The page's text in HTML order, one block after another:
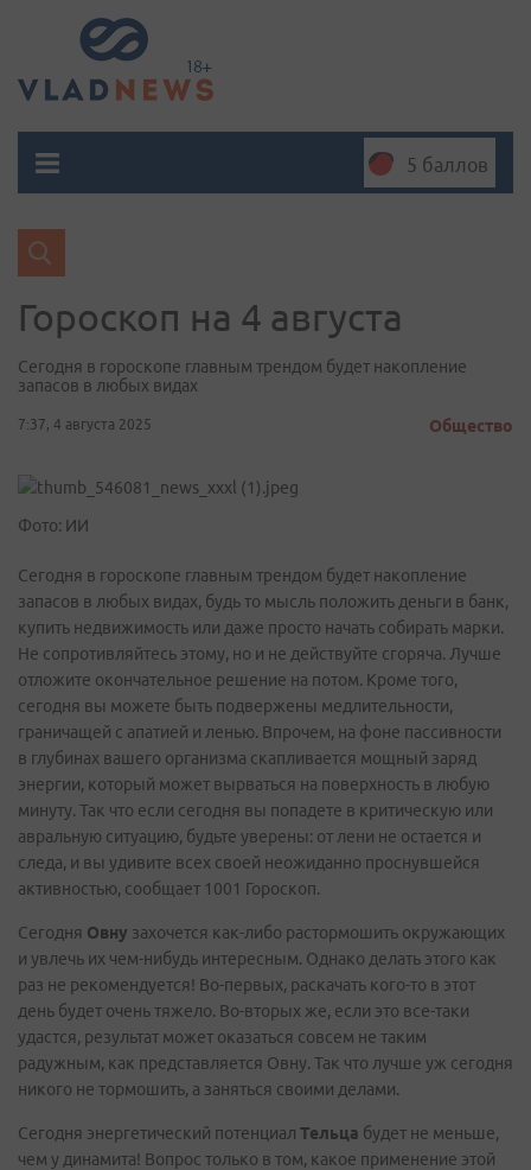
5 баллов
Гороскоп на 4 августа
Сегодня в гороскопе главным трендом будет накопление
запасов в любых видах
7:37, 4 августа 2025 Общество
Фото: ИИ
Сегодня в гороскопе главным трендом будет накопление
запасов в любых видах, будь то мысль положить деньги в банк,
купить недвижимость или даже просто начать собирать марки.
Не сопротивляйтесь этому, но и не действуйте сгоряча. Лучше
отложите окончательное решение на потом. Кроме того,
сегодня вы можете быть подвержены медлительности,
граничащей с апатией и ленью. Впрочем, на фоне пассивности
в глубинах вашего организма скапливается мощный заряд
энергии, который может вырваться на поверхность в любую
минуту. Так что если сегодня вы попадете в критическую или
авральную ситуацию, будьте уверены: от лени не остается и
следа, и вы удивите всех своей неожиданно проснувшейся
активностью, сообщает 1001 Гороскоп.
Сегодня Овну захочется как-либо растормошить окружающих
и увлечь их чем-нибудь интересным. Однако делать этого как
раз не рекомендуется! Во-первых, раскачать кого-то в этот
день будет очень тяжело. Во-вторых же, если это все-таки
удастся, результат может оказаться совсем не таким
радужным, как представляется Овну. Так что лучше уж сегодня
никого не тормошить, а заняться своими делами.
Сегодня энергетический потенциал Тельца будет не меньше,
чем у динамита! Вопрос только в том, какое применение этой